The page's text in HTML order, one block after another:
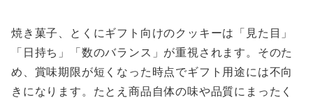
焼き菓子、とくにギフト向けのクッキーは「見た目」
「日持ち」「数のバランス」が重視されます。そのた
め、賞味期限が短くなった時点でギフト用途には不向
きになります。たとえ商品自体の味や品質にまったく